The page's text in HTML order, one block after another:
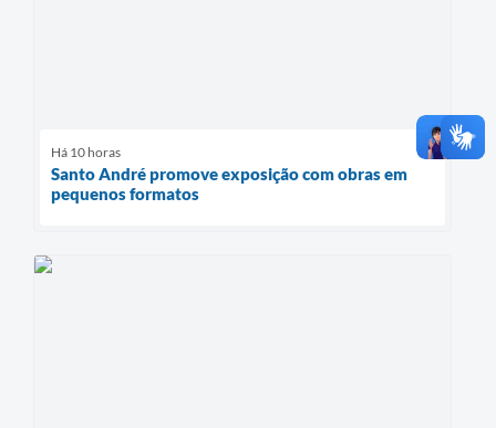
Há 10 horas
Santo André promove exposição com obras em
pequenos formatos